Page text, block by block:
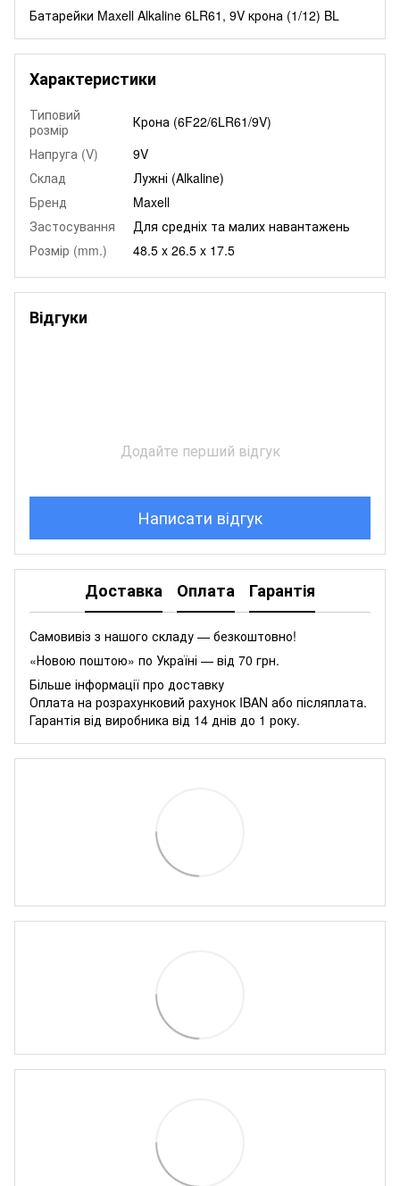
Батарейки Maxell Alkaline 6LR61, 9V крона (1/12) BL
Характеристики
Типовий
розмір
Крона (6F22/6LR61/9V)
Напруга (V)
9V
Склад
Лужні (Alkaline)
Бренд
Maxell
Застосування
Для средніх та малих навантажень
Розмір (mm.)
48.5 x 26.5 x 17.5
Відгуки
Додайте перший відгук
Написати відгук
Доставка Оплата Гарантія
Самовивіз з нашого складу — безкоштовно!
«Новою поштою» по Україні — від 70 грн.
Більше інформації про доставку
Оплата на розрахунковий рахунок IBAN або післяплата.
Гарантія від виробника від 14 днів до 1 року.